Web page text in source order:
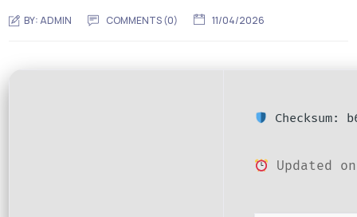
BY:ADMIN COMMENTS (0) 11/04/2026
Checksum:
Updated